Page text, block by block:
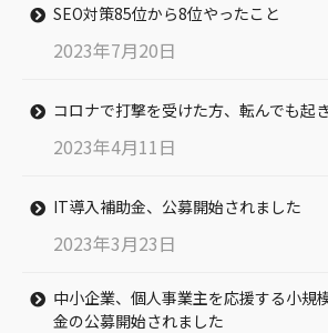
SEO対策85位から8位やったこと
2023年7月20日
コロナで打撃を受けた方、転んでも起
2023年4月11日
IT導入補助金、公募開始されました
2023年3月23日
中小企業、個人事業主を応援する小規
金の公募開始されました